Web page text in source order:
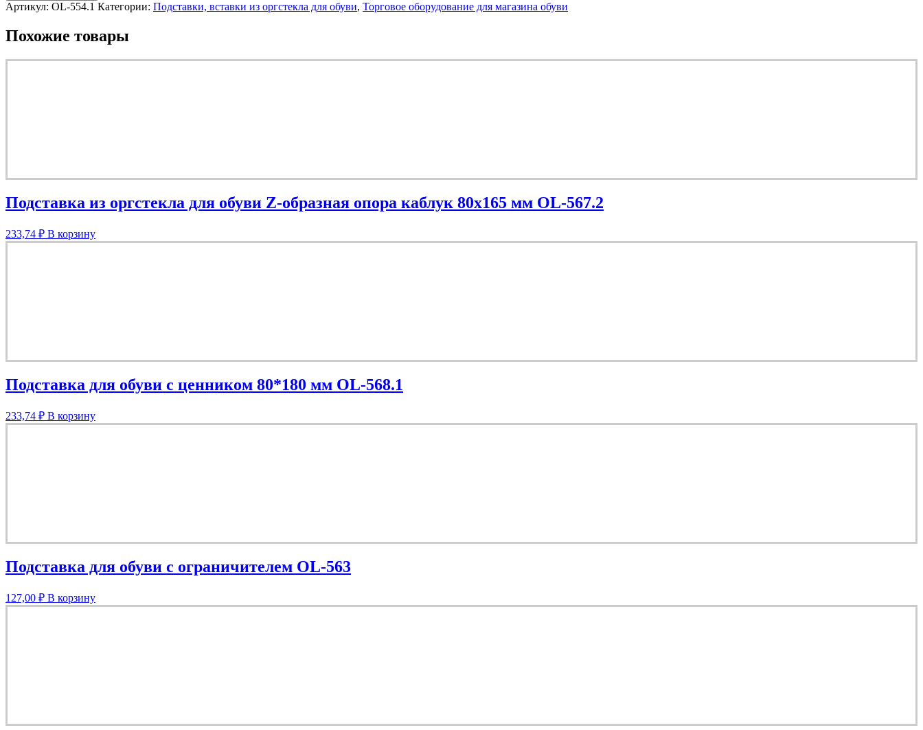
Артикул: OL-554.1 Категории: Подставки, вставки из оргстекла для обуви, Торговое оборудование для магазина обуви
Похожие товары
Подставка из оргстекла для обуви Z-образная опора каблук 80х165 мм OL-567.2
233,74 ₽ В корзину
Подставка для обуви с ценником 80*180 мм OL-568.1
233,74 ₽ В корзину
Подставка для обуви с ограничителем OL-563
127,00 ₽ В корзину